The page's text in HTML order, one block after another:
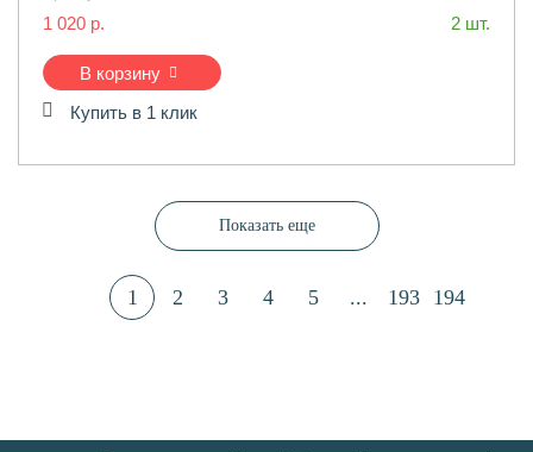
1 020 р. 2 шт.
В корзину
Купить в 1 клик
Показать еще
1 2 3 4 5 ... 193 194